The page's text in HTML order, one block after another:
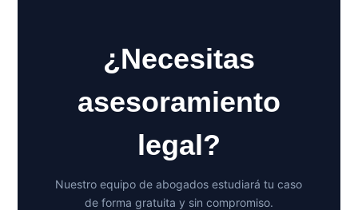
¿Necesitas
asesoramiento
legal?
Nuestro equipo de abogados estudiará tu caso
de forma gratuita y sin compromiso.